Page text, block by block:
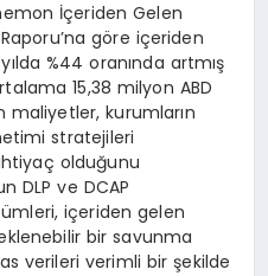
İçeriden Gelen
göre içeriden
%44 oranında artmış
15,38 milyon ABD
maliyetler, kurumların
stratejileri
olduğunu
DLP ve DCAP
içeriden gelen
bir savunma
verileri verimli bir şekilde